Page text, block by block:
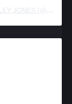
ПУБЛИКАЦИЯ ОТ FELICITY ROSE HADLEY JONES (@FELICITY.JONES)